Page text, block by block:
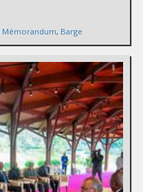
Mémorandum, Barge